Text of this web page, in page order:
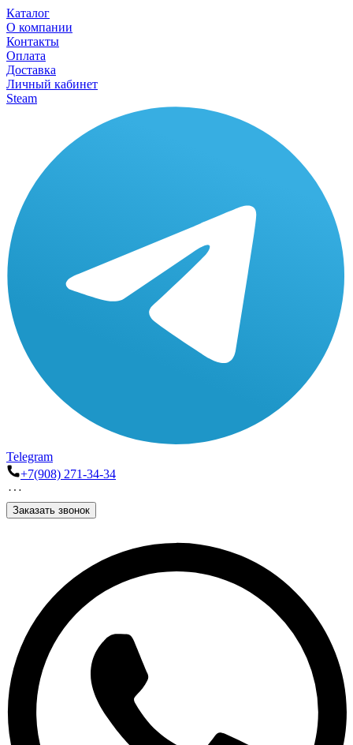
Каталог
О компании
Контакты
Оплата
Доставка
Личный кабинет
Steam
Telegram
+7(908) 271-34-34
Заказать звонок